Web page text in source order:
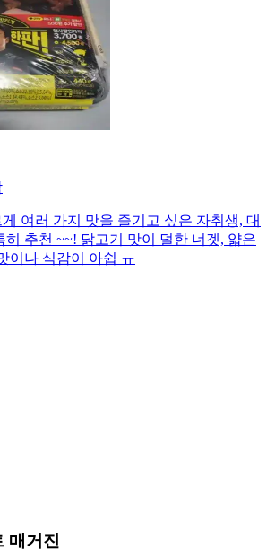
여러 가지 맛을 즐기고 싶은 자취생, 대
히 추천 ~~! 닭고기 맛이 덜한 너겟, 얇은
이나 식감이 아쉽 ㅠ
매거진